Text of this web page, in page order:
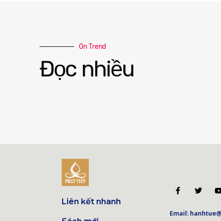
On Trend
Đọc nhiều
Liên kết nhanh
Email: